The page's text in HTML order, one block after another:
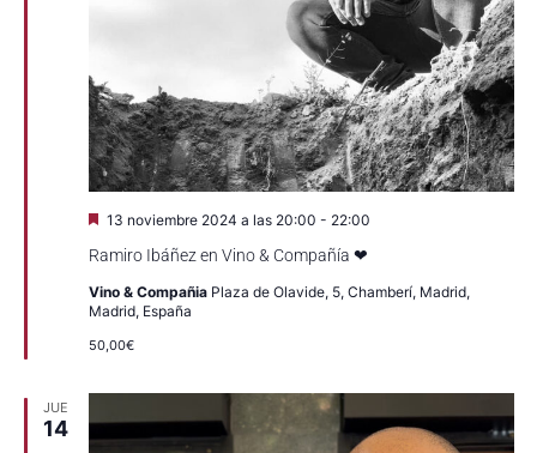
Ramiro Ibáñez en Vino & Compañía ❤
Destacado
13 noviembre 2024 a las 20:00 - 22:00
Vino & Compañia Plaza de Olavide, 5, Chamberí, Madrid,
Madrid, España
50,00€
JUE
14